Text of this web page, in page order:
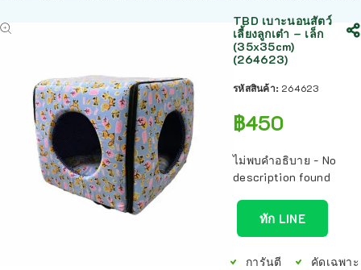
TBD เบาะนอนสัตว์
เลี้ยงลูกเต๋า – เล็ก
(35x35cm)
(264623)
รหัสสินค้า: 264623
฿450
ไม่พบคำอธิบาย - No
description found
ทัก LINE
การันตี
คัดเฉพาะ